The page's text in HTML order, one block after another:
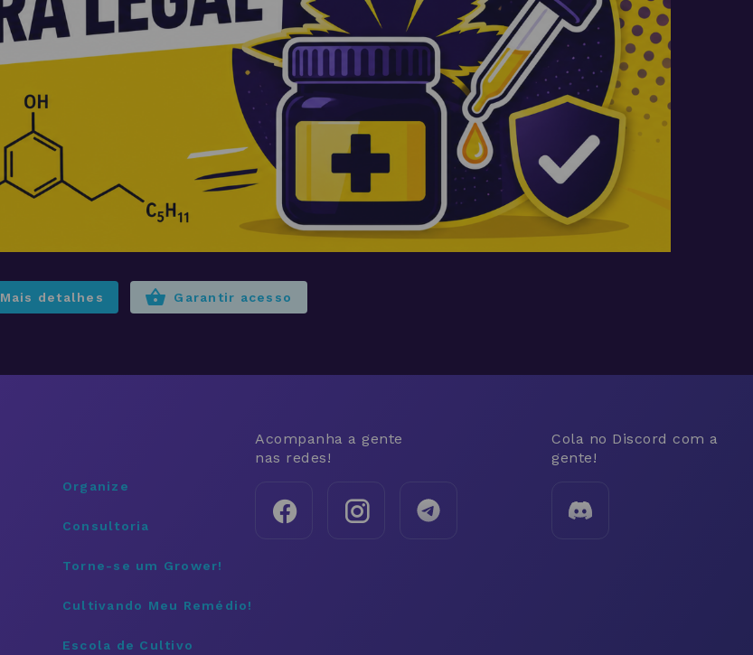
Mais detalhes Garantir acesso
Organize
Consultoria
Torne-se um Grower!
Cultivando Meu Remédio!
Escola de Cultivo
Acompanha a gente
nas redes!
Cola no Discord com a
gente!